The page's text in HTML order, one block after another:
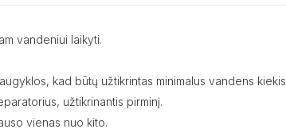
vandeniui laikyti.
kad būtų užtikrintas minimalus vandens
užtikrinantis pirminį.
vienas nuo kito.